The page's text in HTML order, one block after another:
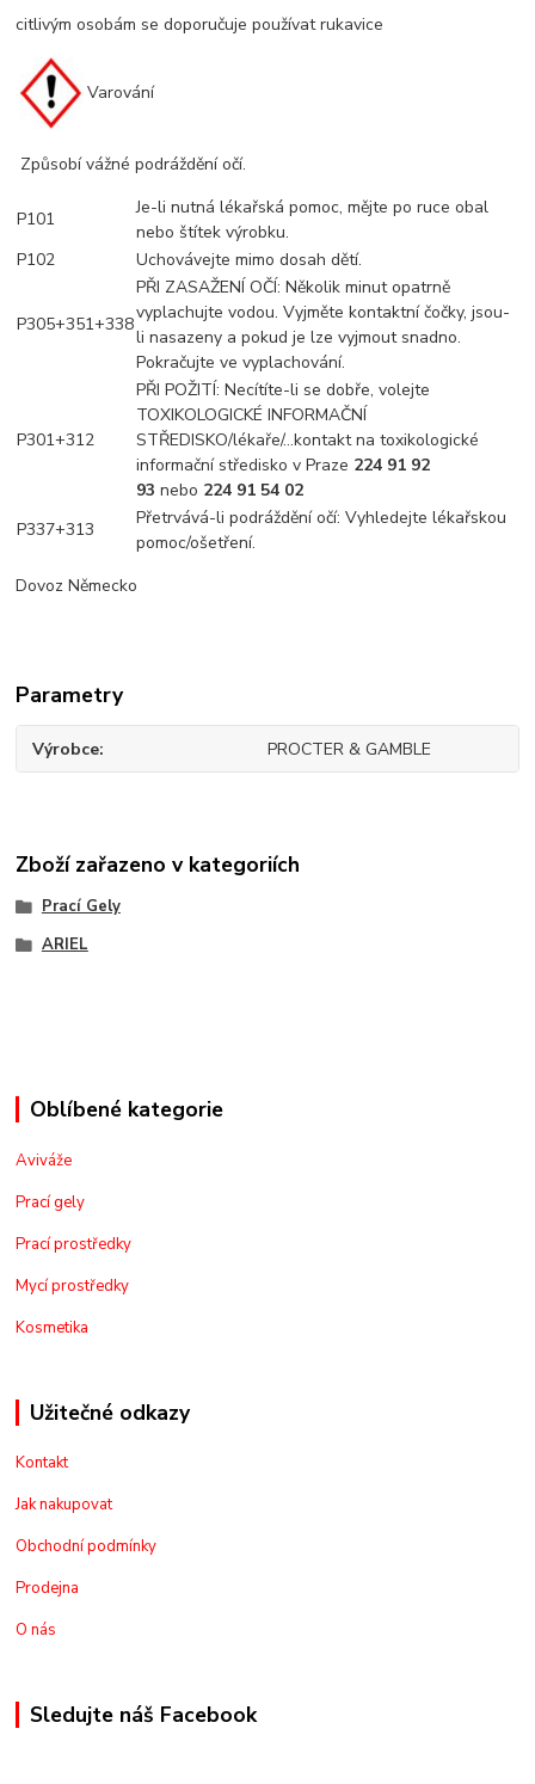
citlivým osobám se doporučuje používat rukavice
Varování
Způsobí vážné podráždění očí.
P101
Je-li nutná lékařská pomoc, mějte po ruce obal
nebo štítek výrobku.
P102
Uchovávejte mimo dosah dětí.
P305+351+338
PŘI ZASAŽENÍ OČÍ: Několik minut opatrně
vyplachujte vodou. Vyjměte kontaktní čočky, jsou-
li nasazeny a pokud je lze vyjmout snadno.
Pokračujte ve vyplachování.
P301+312
PŘI POŽITÍ: Necítíte-li se dobře, volejte
TOXIKOLOGICKÉ INFORMAČNÍ
STŘEDISKO/lékaře/…kontakt na toxikologické
informační středisko v Praze 224 91 92
93 nebo 224 91 54 02
P337+313
Přetrvává-li podráždění očí: Vyhledejte lékařskou
pomoc/ošetření.
Dovoz Německo
Parametry
Výrobce PROCTER & GAMBLE
Zboží zařazeno v kategoriích
Prací Gely
ARIEL
Oblíbené kategorie
Aviváže
Prací gely
Prací prostředky
Mycí prostředky
Kosmetika
Užitečné odkazy
Kontakt
Jak nakupovat
Obchodní podmínky
Prodejna
O nás
Sledujte náš Facebook